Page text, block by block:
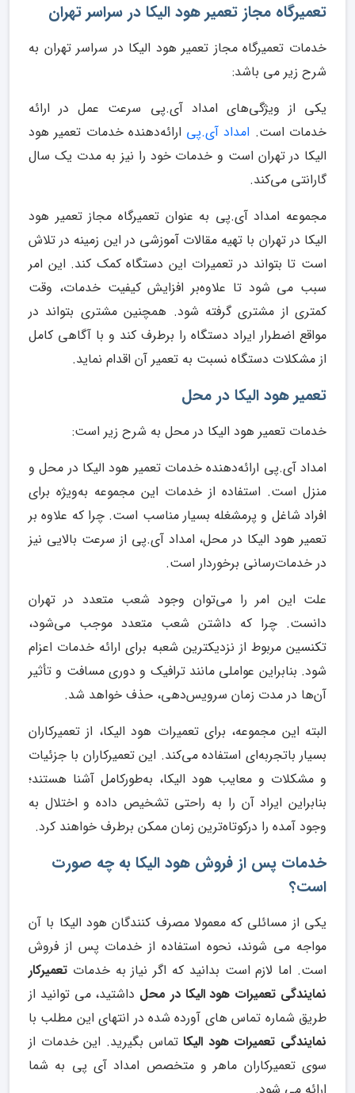
تعمیرگاه مجاز تعمیر هود الیکا در سراسر تهران
خدمات تعمیرگاه مجاز تعمیر هود الیکا در سراسر تهران به
شرح زیر می باشد:
یکی‌ از ویژگی‌های امداد آی.پی سرعت عمل در ارائه
خدمات است. امداد آی.پی ارائه‌دهنده خدمات تعمیر هود
الیکا در تهران است و خدمات خود را نیز به مدت یک سال
گارانتی می‌کند.
مجموعه امداد آی.پی به عنوان تعمیرگاه مجاز تعمیر هود
الیکا در تهران با تهیه مقالات آموزشی در این زمینه در تلاش
است تا بتواند در تعمیرات این دستگاه کمک کند. این امر
سبب می شود تا علاوه‌بر افزایش کیفیت خدمات، وقت
کمتری از مشتری گرفته شود. همچنین مشتری بتواند در
مواقع اضطرار ایراد دستگاه را برطرف کند و با آگاهی کامل
از مشکلات دستگاه نسبت به تعمیر آن اقدام نماید.
تعمیر هود الیکا در محل
خدمات تعمیر هود الیکا در محل به شرح زیر است:
امداد آی.پی ارائه‌دهنده خدمات تعمیر هود الیکا در محل و
منزل است. استفاده از خدمات این مجموعه به‌ویژه برای
افراد شاغل و پرمشغله‌ بسیار مناسب است. چرا که علاوه بر
تعمیر هود الیکا در محل، امداد آی.پی از سرعت بالایی نیز
در خدمات‌رسانی برخوردار است.
علت این امر را می‌توان وجود شعب متعدد در تهران
دانست. چرا که داشتن شعب متعدد موجب می‌شود،
تکنسین مربوط از نزدیکترین شعبه برای ارائه خدمات اعزام
شود. بنابراین عواملی مانند ترافیک و دوری مسافت و تأثیر
آن‌ها در مدت زمان سرویس‌دهی، حذف خواهد شد.
البته این مجموعه، برای تعمیرات هود الیکا، از تعمیرکاران
بسیار باتجربه‌ای استفاده می‌کند. این تعمیرکاران با جزئیات
و مشکلات و معایب هود الیکا، به‌طورکامل آشنا هستند؛
بنابراین ایراد آن را به راحتی تشخیص داده و اختلال به
وجود آمده را درکوتاه‌ترین زمان ممکن برطرف خواهند کرد.
خدمات پس از فروش هود الیکا به چه صورت
است؟
یکی از مسائلی که معمولا مصرف کنندگان هود الیکا با آن
مواجه می شوند، نحوه استفاده از خدمات پس از فروش
است. اما لازم است بدانید که اگر نیاز به خدمات تعمیرکار
نمایندگی تعمیرات هود الیکا در محل داشتید، می توانید از
طریق شماره تماس های آورده شده در انتهای این مطلب با
نمایندگی تعمیرات هود الیکاتماس بگیرید. این خدمات از
سوی تعمیرکاران ماهر و متخصص امداد آی پی به شما